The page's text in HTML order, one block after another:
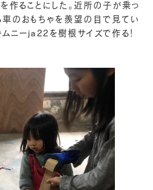
作ることにした。近所の子が乗っ
のおもちゃを羨望の目で見てい
ニーja22を樹根サイズで作る！